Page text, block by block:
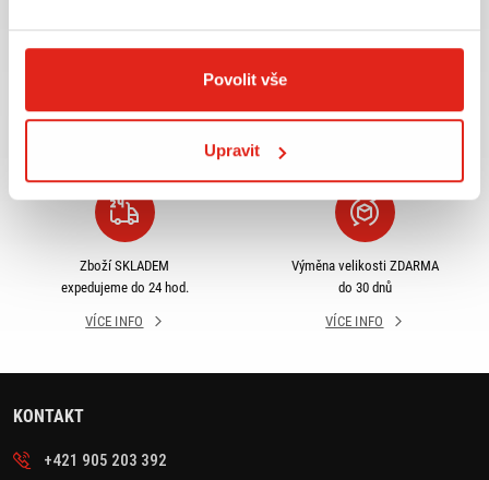
Povolit vše
Upravit
odběru
rámci ČR
Zboží SKLADEM
expedujeme do 24 hod.
VÍCE INFO
Výměna velikosti ZDARMA
do 30 dnů
VÍCE INFO
KONTAKT
+421 905 203 392